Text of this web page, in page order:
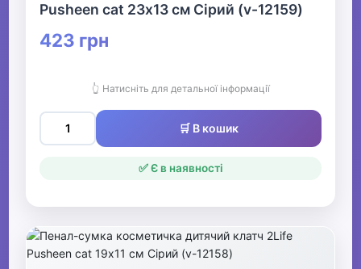
Pusheen cat 23х13 см Сірий (v-12159)
423 грн
👆 Натисніть для детальної інформації
🛒 В кошик
✅ Є в наявності